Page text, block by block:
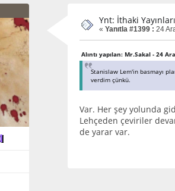
Ynt: İthaki
« Yanıtla #1399 : 24
Alıntı yapılan: Mr.Sakal - 24
Stanislaw Lem'in basmayı
verdim çünkü.
Var. Her şey yolunda
Lehçeden çeviriler
de yarar var.